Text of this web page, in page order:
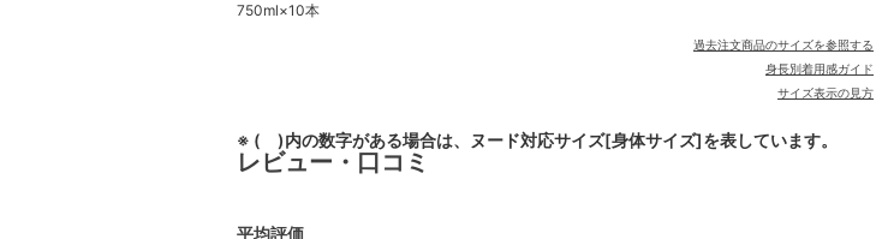
750ml×10本
過去注文商品のサイズを参照する
身長別着用感ガイド
サイズ表示の見方
※ ( )内の数字がある場合は、ヌード対応サイズ[身体サイズ]を表しています。
レビュー・口コミ
平均評価